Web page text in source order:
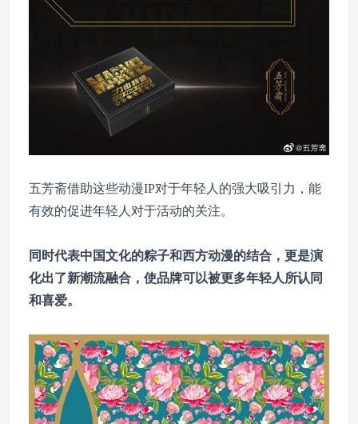
五芳斋借助这些动漫IP对于年轻人的强大吸引力，能
有效的促进年轻人对于活动的关注。
同时代表中国文化的粽子和西方动漫的结合，更是演
化出了新潮流融合，使品牌可以被更多年轻人所认同
和喜爱。